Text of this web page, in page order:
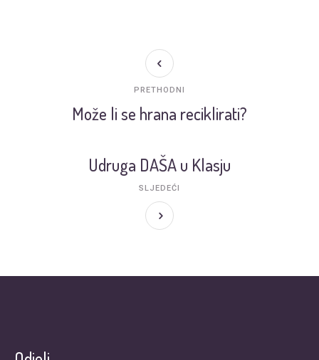
Može li se hrana reciklirati?
PRETHODNI
Udruga DAŠA u Klasju
SLJEDEĆI